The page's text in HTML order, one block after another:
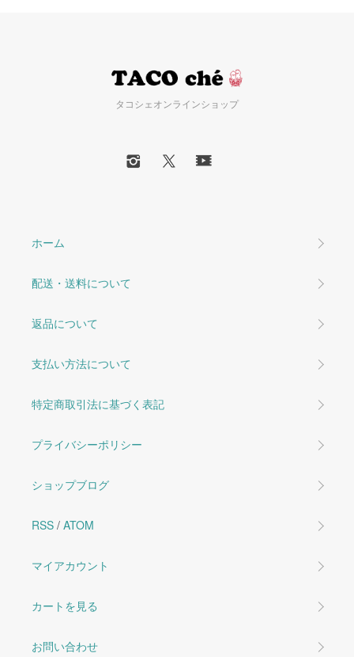
タコシェオンラインショップ
ホーム
配送・送料について
返品について
支払い方法について
特定商取引法に基づく表記
プライバシーポリシー
ショップブログ
RSS / ATOM
マイアカウント
カートを見る
お問い合わせ